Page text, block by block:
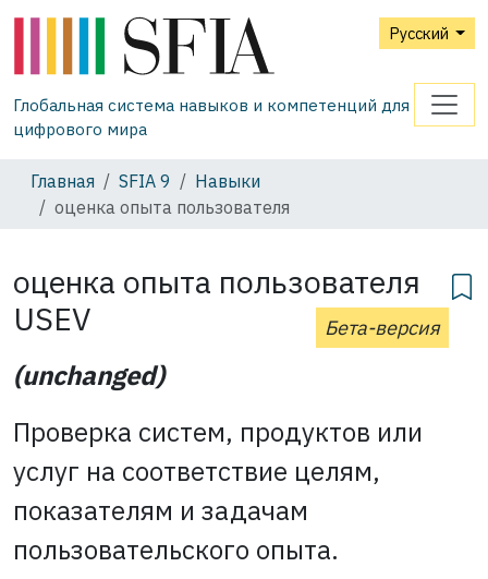
Русский
Глобальная система навыков и компетенций для
цифрового мира
Главная SFIA 9
Навыки
оценка опыта пользователя
оценка опыта пользователя
USEV
Бета-версия
(unchanged)
Проверка систем, продуктов или
услуг на соответствие целям,
показателям и задачам
пользовательского опыта.